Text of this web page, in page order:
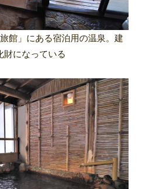
館」にある宿泊用の温泉。建
財になっている